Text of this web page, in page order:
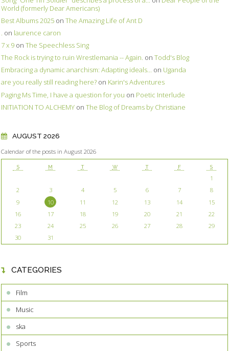
World (formerly Dear Americans)
Best Albums 2025 on The Amazing Life of Ant D
. on laurence caron
7 x 9 on The Speechless Sing
The Rock is trying to ruin Wrestlemania -- Again. on Todd's Blog
Embracing a dynamic anarchism: Adapting ideals... on Uganda
are you really still reading here? on Karin's Adventures
Paging Ms Time, I have a question for you on Poetic Interlude
INITIATION TO ALCHEMY on The Blog of Dreams by Christiane
AUGUST 2026
Calendar of the posts in August 2026
S M T W T F S
1
2
3 4 5 6 7
8
9
10 11 12 13 14
15
16
17 18 19 20 21
22
23
24 25 26 27 28
29
30
31
CATEGORIES
Film
Music
ska
Sports